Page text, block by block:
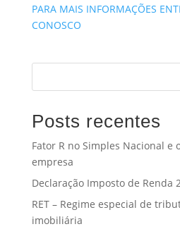
PARA MAIS INFORMAÇÕES
CONOSCO
Posts recentes
Fator R no Simples Nacional e
empresa
Declaração Imposto de Renda
RET – Regime especial de
imobiliária